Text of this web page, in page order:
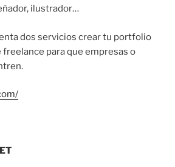
ilustrador…
dos servicios crear tu portfolio
freelance para que empresas o